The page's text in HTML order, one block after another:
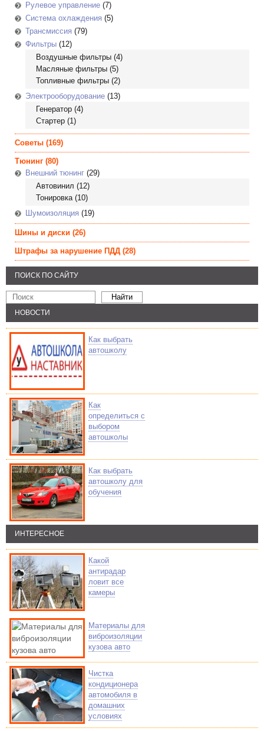
Рулевое управление (7)
Система охлаждения (5)
Трансмиссия (79)
Фильтры (12)
Воздушные фильтры (4)
Масляные фильтры (5)
Топливные фильтры (2)
Электрооборудование (13)
Генератор (4)
Стартер (1)
Советы (169)
Тюнинг (80)
Внешний тюнинг (29)
Автовинил (12)
Тонировка(10)
Шумоизоляция (19)
Шины и диски (26)
Штрафы за нарушение ПДД (28)
ПОИСК ПО САЙТУ
НОВОСТИ
Как выбрать
автошколу
Как
определиться с
выбором
автошколы
Как выбрать
автошколу для
обучения
ИНТЕРЕСНОЕ
Какой
антирадар
ловит все
камеры
Материалы для
виброизоляции
кузова авто
Чистка
кондиционера
автомобиля в
домашних
условиях